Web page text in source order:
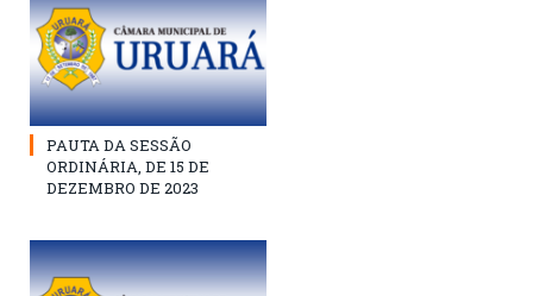
PAUTA DA SESSÃO
ORDINÁRIA, DE 15 DE
DEZEMBRO DE 2023